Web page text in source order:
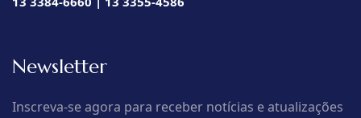
Newsletter
Inscreva-se agora para receber notícias e atualizações